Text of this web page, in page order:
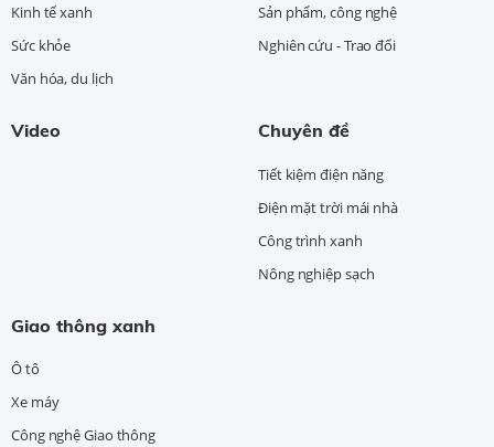
Kinh tế xanh
Sức khỏe
Văn hóa, du lịch
Sản phẩm, công nghệ
Nghiên cứu - Trao đổi
Video Chuyên đề
Tiết kiệm điện năng
Điện mặt trời mái nhà
Công trình xanh
Nông nghiệp sạch
Giao thông xanh
Ô tô
Xe máy
Công nghệ Giao thông